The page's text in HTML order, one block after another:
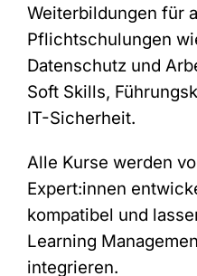
Weiterbildungen für
Pflichtschulungen
Datenschutz und
Soft Skills,
IT-Sicherheit.
Alle Kurse werden
Expert:innen
kompatibel und
Learning
integrieren.